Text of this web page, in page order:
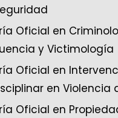
Oficial en
y Victimología
Oficial en
en Violencia
Oficial en